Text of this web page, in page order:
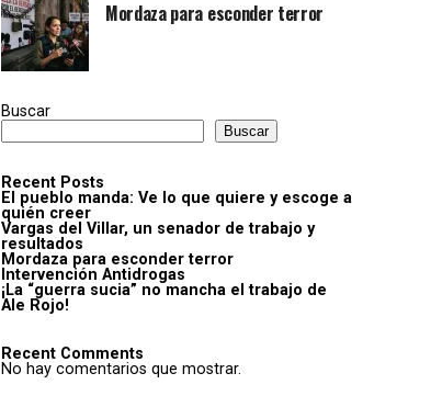
Mordaza para esconder terror
Buscar
Buscar
Recent Posts
El pueblo manda: Ve lo que quiere y escoge a
quién creer
Vargas del Villar, un senador de trabajo y
resultados
Mordaza para esconder terror
Intervención Antidrogas
¡La “guerra sucia” no mancha el trabajo de
Ale Rojo!
Recent Comments
No hay comentarios que mostrar.